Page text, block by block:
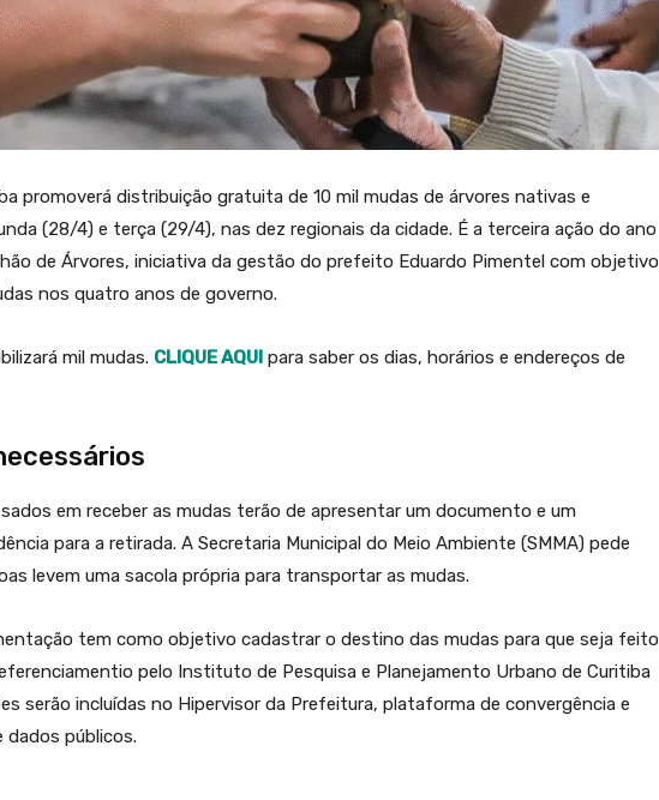
promoverá distribuição gratuita de 10 mil mudas de árvores nativas e
(28/4) e terça (29/4), nas dez regionais da cidade. É a terceira ação do ano
de Árvores, iniciativa da gestão do prefeito Eduardo Pimentel com objetivo
nos quatro anos de governo.
mil mudas. CLIQUE AQUI para saber os dias, horários e endereços de
em receber as mudas terão de apresentar um documento e um
para a retirada. A Secretaria Municipal do Meio Ambiente (SMMA) pede
levem uma sacola própria para transportar as mudas.
tem como objetivo cadastrar o destino das mudas para que seja feito
pelo Instituto de Pesquisa e Planejamento Urbano de Curitiba
serão incluídas no Hipervisor da Prefeitura, plataforma de convergência e
públicos.